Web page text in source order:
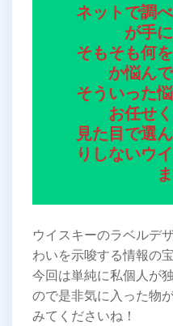
ネットで調
が手
そもそも何
か悩ん
そういった
お任せ
見た目で選
りしないウ
ウイスキーのラベルデ
わいを示唆する情報の
今回は単純に私個人が
ので是非気に入った物
みてくださいね！